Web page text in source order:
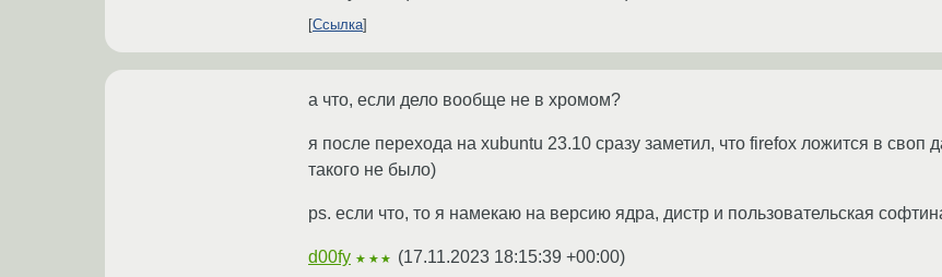
Ссылка
а что, если дело вообще не в хромом?
я после перехода на xubuntu 23.10 сразу заметил, что firefox ложится в
такого не было)
ps. если что, то я намекаю на версию ядра, дистр и пользовательская
d00fy ★★★ (17.11.2023 18:15:39 +00:00)